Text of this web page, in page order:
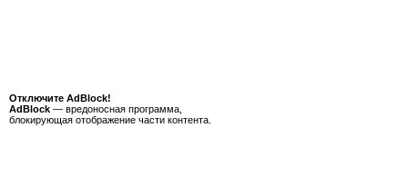
Отключите AdBlock!
AdBlock — вредоносная программа,
блокирующая отображение части контента.